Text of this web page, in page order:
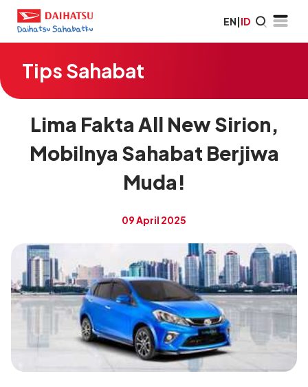
EN|ID
Tips Sahabat
Lima Fakta All New Sirion,
Mobilnya Sahabat Berjiwa
Muda!
09 April 2025